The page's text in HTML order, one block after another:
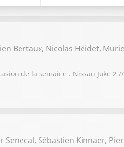
Bertaux, Nicolas Heidet,
de la semaine : Nissan Juke 2
Senecal, Sébastien Kinnaer,